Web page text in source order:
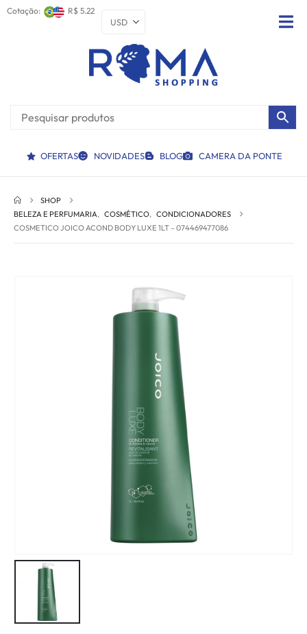
Cotação: R$ 5.22
OFERTAS NOVIDADES BLOG CAMERA DA PONTE
SHOP
BELEZA E PERFUMARIA, COSMÉTICO, CONDICIONADORES
COSMETICO JOICO ACOND BODY LUXE 1LT – 074469477086